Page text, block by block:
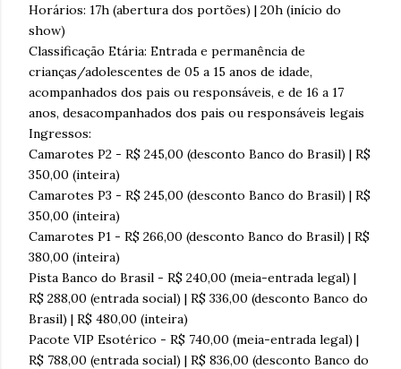
Horários: 17h (abertura dos portões) | 20h (início do
show)
Classificação Etária: Entrada e permanência de
crianças/adolescentes de 05 a 15 anos de idade,
acompanhados dos pais ou responsáveis, e de 16 a 17
anos, desacompanhados dos pais ou responsáveis legais
Ingressos:
Camarotes P2 - R$ 245,00 (desconto Banco do Brasil) | R$
350,00 (inteira)
Camarotes P3 - R$ 245,00 (desconto Banco do Brasil) | R$
350,00 (inteira)
Camarotes P1 - R$ 266,00 (desconto Banco do Brasil) | R$
380,00 (inteira)
Pista Banco do Brasil - R$ 240,00 (meia-entrada legal) |
R$ 288,00 (entrada social) | R$ 336,00 (desconto Banco do
Brasil) | R$ 480,00 (inteira)
Pacote VIP Esotérico - R$ 740,00 (meia-entrada legal) |
R$ 788,00 (entrada social) | R$ 836,00 (desconto Banco do